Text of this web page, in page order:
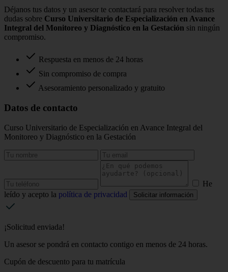
Déjanos tus datos y un asesor te contactará para resolver todas tus
dudas sobre Curso Universitario de Especialización en Avance
Integral del Monitoreo y Diagnóstico en la Gestación sin ningún
compromiso.
Respuesta en menos de 24 horas
Sin compromiso de compra
Asesoramiento personalizado y gratuito
Datos de contacto
Curso Universitario de Especialización en Avance Integral del
Monitoreo y Diagnóstico en la Gestación
He
leído y acepto la política de privacidad Solicitar información
¡Solicitud enviada!
Un asesor se pondrá en contacto contigo en menos de 24 horas.
Cupón de descuento para tu matrícula